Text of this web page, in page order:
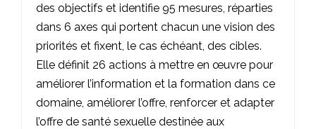
des objectifs et identifie 95 mesures, réparties
dans 6 axes qui portent chacun une vision des
priorités et fixent, le cas échéant, des cibles.
Elle définit 26 actions à mettre en œuvre pour
améliorer l’information et la formation dans ce
domaine, améliorer l’offre, renforcer et adapter
l’offre de santé sexuelle destinée aux